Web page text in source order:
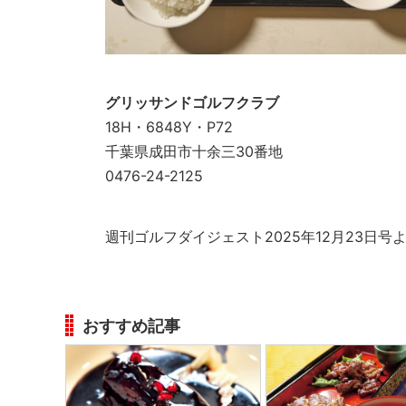
グリッサンドゴルフクラブ
18H・6848Y・P72
千葉県成田市十余三30番地
0476-24-2125
週刊ゴルフダイジェスト2025年12月23日号
おすすめ記事